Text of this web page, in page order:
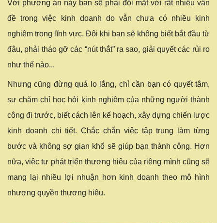
Với phương án này bạn sẽ phải đối mặt với rất nhiều vấn
đề trong việc kinh doanh do vẫn chưa có nhiều kinh
nghiệm trong lĩnh vực. Đôi khi bạn sẽ không biết bắt đầu từ
đâu, phải tháo gỡ các “nút thắt” ra sao, giải quyết các rủi ro
như thế nào...
Nhưng cũng đừng quá lo lắng, chỉ cần bạn có quyết tâm,
sự chăm chỉ học hỏi kinh nghiệm của những người thành
công đi trước, biết cách lên kế hoạch, xây dựng chiến lược
kinh doanh chi tiết. Chắc chắn việc tập trung làm từng
bước và không sợ gian khổ sẽ giúp bạn thành công. Hơn
nữa, việc tự phát triển thương hiệu của riêng mình cũng sẽ
mang lại nhiều lợi nhuận hơn kinh doanh theo mô hình
nhượng quyền thương hiệu.